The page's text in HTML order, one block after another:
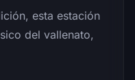
esta estación
del vallenato,